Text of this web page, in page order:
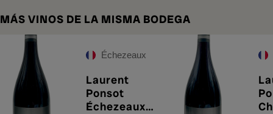
MÁS VINOS DE LA MISMA BODEGA
Échezeaux
Laurent
Ponsot
Échezeaux